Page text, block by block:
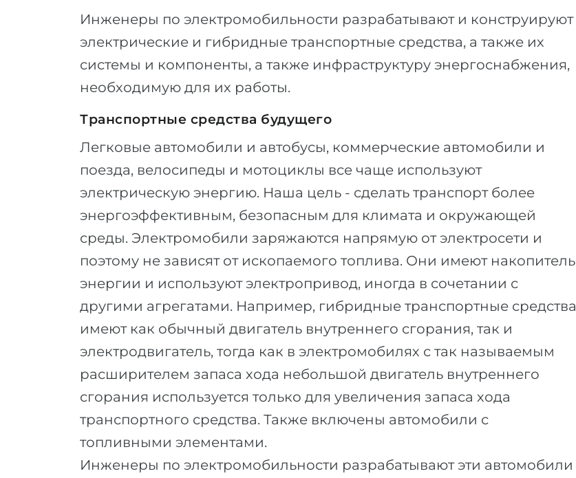
Инженеры по электромобильности разрабатывают и конструируют
электрические и гибридные транспортные средства, а также их
системы и компоненты, а также инфраструктуру энергоснабжения,
необходимую для их работы.
Транспортные средства будущего
Легковые автомобили и автобусы, коммерческие автомобили и
поезда, велосипеды и мотоциклы все чаще используют
электрическую энергию. Наша цель - сделать транспорт более
энергоэффективным, безопасным для климата и окружающей
среды. Электромобили заряжаются напрямую от электросети и
поэтому не зависят от ископаемого топлива. Они имеют накопитель
энергии и используют электропривод, иногда в сочетании с
другими агрегатами. Например, гибридные транспортные средства
имеют как обычный двигатель внутреннего сгорания, так и
электродвигатель, тогда как в электромобилях с так называемым
расширителем запаса хода небольшой двигатель внутреннего
сгорания используется только для увеличения запаса хода
транспортного средства. Также включены автомобили с
топливными элементами.
Инженеры по электромобильности разрабатывают эти автомобили